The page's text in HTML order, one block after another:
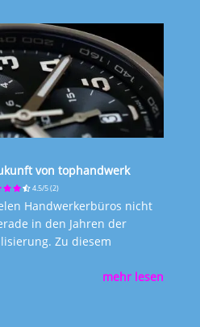
von tophandwerk
4.5/5(2)
Handwerkerbüros nicht
in den Jahren der
Zu diesem
mehr lesen